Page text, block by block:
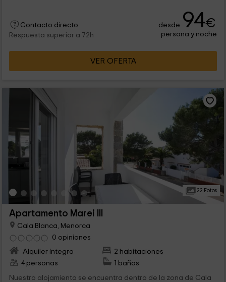
Contacto directo
Respuesta superior a 72h
desde 94€
persona y noche
VER OFERTA
22 Fotos
Apartamento Marei III
Cala Blanca, Menorca
0 opiniones
Alquiler íntegro
2 habitaciones
4 personas
1 baños
Nuestro alojamiento se encuentra dentro de la zona de Cala